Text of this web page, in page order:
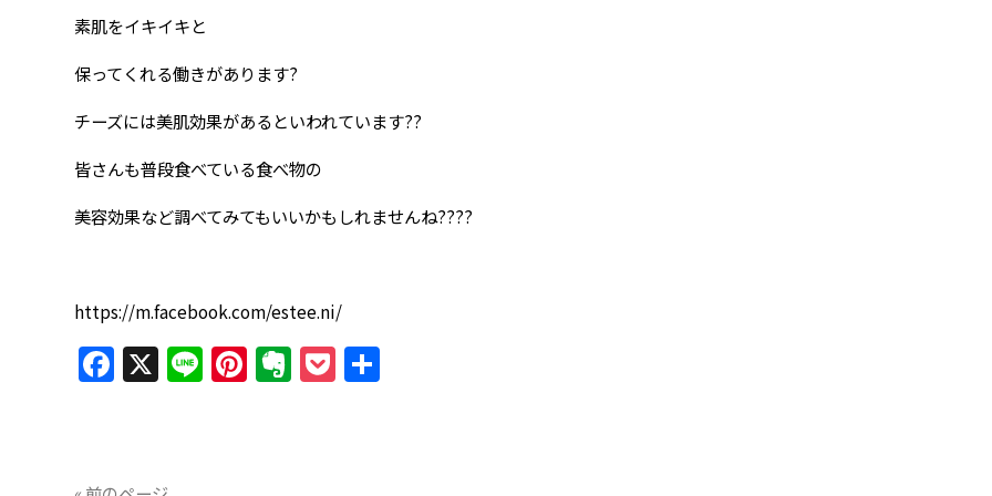
素肌をイキイキと
保ってくれる働きがあります?
チーズには美肌効果があるといわれています??
皆さんも普段食べている食べ物の
美容効果など調べてみてもいいかもしれませんね????
https://m.facebook.com/estee.ni/
Facebook
X LinePinterest
Evernote
Pocket